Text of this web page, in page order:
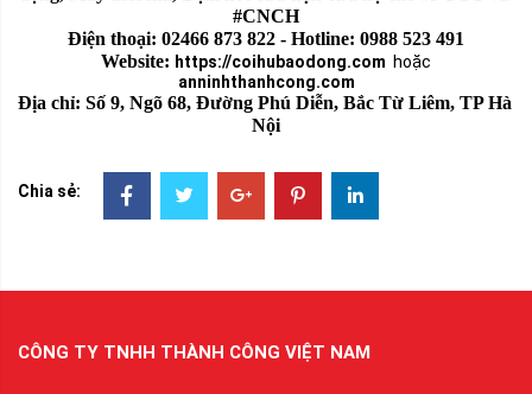
#CNCH
Điện thoại: 02466 873 822 - Hotline: 0988 523 491
Website: https://coihubaodong.com hoặc
anninhthanhcong.com
Địa chỉ: Số 9, Ngõ 68, Đường Phú Diễn, Bắc Từ Liêm, TP Hà
Nội
Chia sẻ:
CÔNG TY TNHH THÀNH CÔNG VIỆT NAM